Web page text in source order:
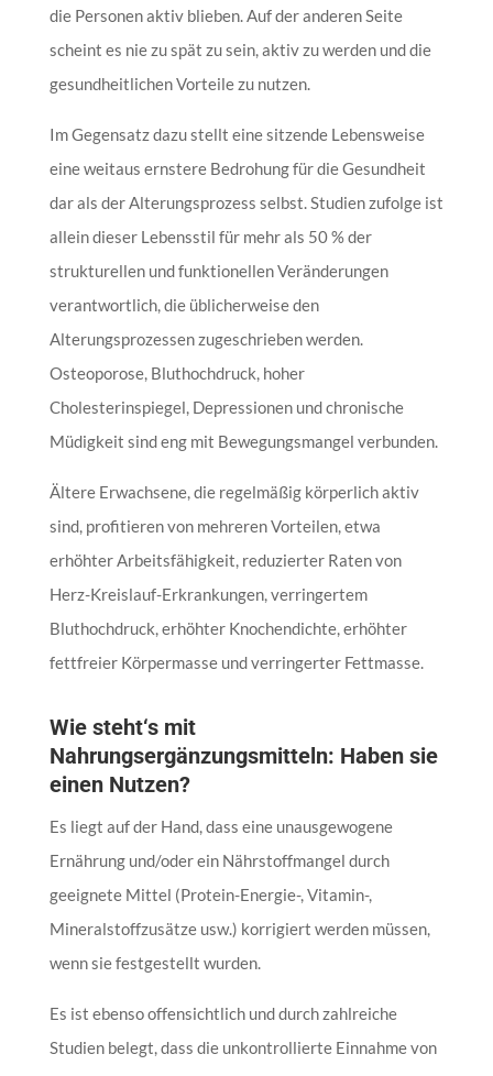
die Personen aktiv blieben. Auf der anderen Seite
scheint es nie zu spät zu sein, aktiv zu werden und die
gesundheitlichen Vorteile zu nutzen.
Im Gegensatz dazu stellt eine sitzende Lebensweise
eine weitaus ernstere Bedrohung für die Gesundheit
dar als der Alterungsprozess selbst. Studien zufolge ist
allein dieser Lebensstil für mehr als 50 % der
strukturellen und funktionellen Veränderungen
verantwortlich, die üblicherweise den
Alterungsprozessen zugeschrieben werden.
Osteoporose, Bluthochdruck, hoher
Cholesterinspiegel, Depressionen und chronische
Müdigkeit sind eng mit Bewegungsmangel verbunden.
Ältere Erwachsene, die regelmäßig körperlich aktiv
sind, profitieren von mehreren Vorteilen, etwa
erhöhter Arbeitsfähigkeit, reduzierter Raten von
Herz-Kreislauf-Erkrankungen, verringertem
Bluthochdruck, erhöhter Knochendichte, erhöhter
fettfreier Körpermasse und verringerter Fettmasse.
Wie steht‘s mit
Nahrungsergänzungsmitteln: Haben sie
einen Nutzen?
Es liegt auf der Hand, dass eine unausgewogene
Ernährung und/oder ein Nährstoffmangel durch
geeignete Mittel (Protein-Energie-, Vitamin-,
Mineralstoffzusätze usw.) korrigiert werden müssen,
wenn sie festgestellt wurden.
Es ist ebenso offensichtlich und durch zahlreiche
Studien belegt, dass die unkontrollierte Einnahme von